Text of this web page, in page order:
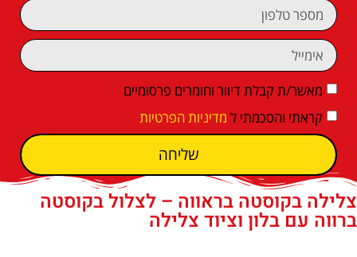
מאשר/ת קבלת דיוור וחומרים פרסומיים
קראתי והסכמתי ל מדיניות הפרטיות
שליחה
צלילה בקוסטה בראווה – לצלול בקוסטה
ברווה עם בלון וציוד צלילה